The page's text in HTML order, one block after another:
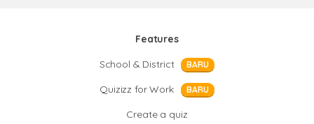
Features
School & District
BARU
Quizizz for Work BARU
Create a quiz